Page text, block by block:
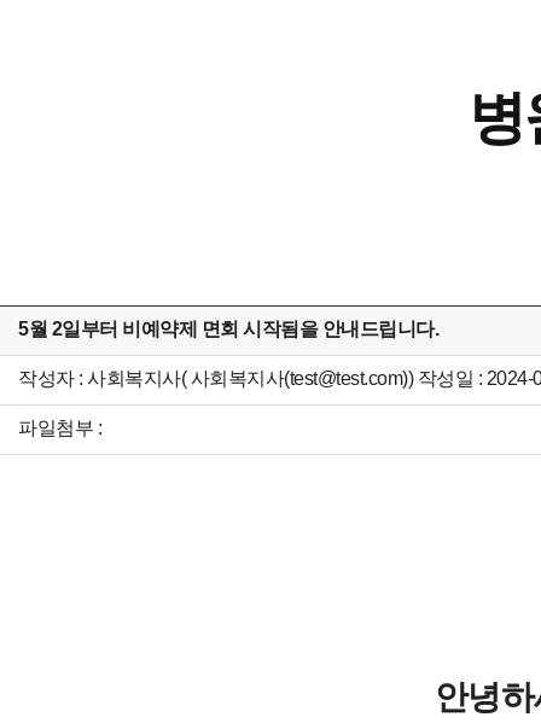
병
5월 2일부터 비예약제 면회 시작됨을 안내드립니다.
작성자 : 사회복지사( 사회복지사(test@test.com)) 작성일 : 2024-
파일첨부 :
안녕